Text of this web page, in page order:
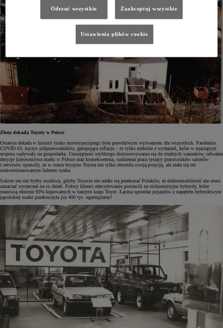
Złota dekada Toyoty w Polsce
Ostatnia dekada w historii rynku motoryzacyjnego była prawdziwym wyzwaniem dla wszystkich. Pandemia
COVID-19, kryzys półprzewodników, galopująca inflacja – to tylko niektóre z wydarzeń, które w znaczącym
stopniu wpływały na gospodarkę. Umiejętność szybkiego dostosowywania się do trudnych warunków, odważne
decyzje kierownictwa marki w Polsce oraz konsekwentna, codzienna praca tysięcy pracowników salonów
i serwisów sprawiły, że w czasie kryzysu Toyota nie tylko obroniła swoją pozycję, ale stała się też
niekwestionowanym liderem rynku.
Sukces ten nie byłby możliwy, gdyby Toyocie nie udało się przekonać Polaków, że elektromobilność nie musi
oznaczać wyrzeczeń na co dzień. Polscy klienci zdecydowanie postawili na niskoemisyjne hybrydy, które
stanowią obecnie 93% kupowanych w naszym kraju Toyot. Łączna sprzedaż pojazdów z napędem hybrydowym
japońskiej marki przekroczyła już 400 tys. egzemplarzy!
Odrzuć wszystkie Zaakceptuj wszystkie
Ustawienia plików cookie